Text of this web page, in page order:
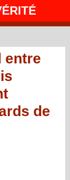
entre
de